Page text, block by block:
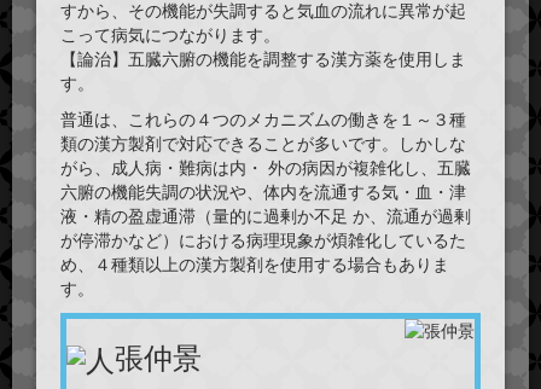
すから、その機能が失調すると気血の流れに異常が起
こって病気につながります。
【論治】五臓六腑の機能を調整する漢方薬を使用しま
す。
普通は、これらの４つのメカニズムの働きを１～３種
類の漢方製剤で対応できることが多いです。しかしな
がら、成人病・難病は内・ 外の病因が複雑化し、五臓
六腑の機能失調の状況や、体内を流通する気・血・津
液・精の盈虚通滞（量的に過剰か不足 か、流通が過剰
が停滞かなど）における病理現象が煩雑化しているた
め、４種類以上の漢方製剤を使用する場合もありま
す。
張仲景